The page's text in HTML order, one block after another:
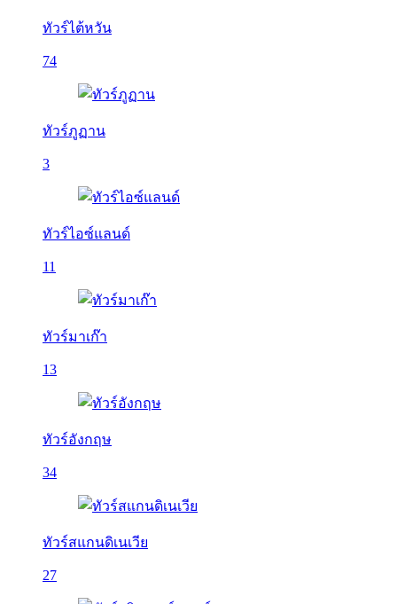
ทัวร์ไต้หวัน
74
ทัวร์ภูฏาน
3
ทัวร์ไอซ์แลนด์
11
ทัวร์มาเก๊า
13
ทัวร์อังกฤษ
34
ทัวร์สแกนดิเนเวีย
27